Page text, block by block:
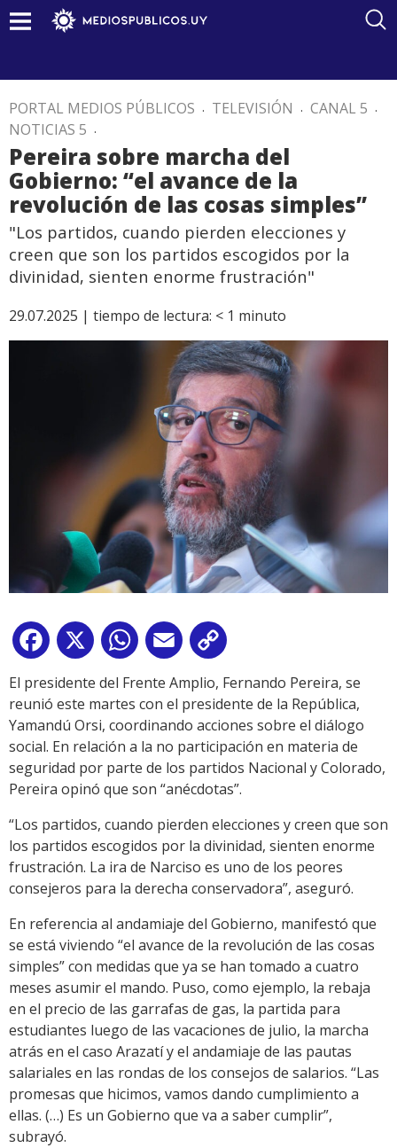
PORTAL MEDIOS PÚBLICOS . TELEVISIÓN . CANAL 5 .
NOTICIAS 5 .
Pereira sobre marcha del
Gobierno: “el avance de la
revolución de las cosas simples”
"Los partidos, cuando pierden elecciones y
creen que son los partidos escogidos por la
divinidad, sienten enorme frustración"
29.07.2025 | tiempo de lectura: < 1 minuto
Facebook
X WhatsApp
Email
Link
El presidente del Frente Amplio, Fernando Pereira, se
reunió este martes con el presidente de la República,
Yamandú Orsi, coordinando acciones sobre el diálogo
social. En relación a la no participación en materia de
seguridad por parte de los partidos Nacional y Colorado,
Pereira opinó que son “anécdotas”.
“Los partidos, cuando pierden elecciones y creen que son
los partidos escogidos por la divinidad, sienten enorme
frustración. La ira de Narciso es uno de los peores
consejeros para la derecha conservadora”, aseguró.
En referencia al andamiaje del Gobierno, manifestó que
se está viviendo “el avance de la revolución de las cosas
simples” con medidas que ya se han tomado a cuatro
meses asumir el mando. Puso, como ejemplo, la rebaja
en el precio de las garrafas de gas, la partida para
estudiantes luego de las vacaciones de julio, la marcha
atrás en el caso Arazatí y el andamiaje de las pautas
salariales en las rondas de los consejos de salarios. “Las
promesas que hicimos, vamos dando cumplimiento a
ellas. (…) Es un Gobierno que va a saber cumplir”,
subrayó.